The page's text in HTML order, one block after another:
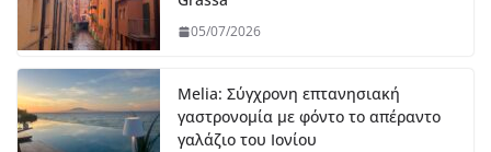
05/07/2026
Melia: Σύγχρονη επτανησιακή
γαστρονομία με φόντο το απέραντο
γαλάζιο του Ιονίου